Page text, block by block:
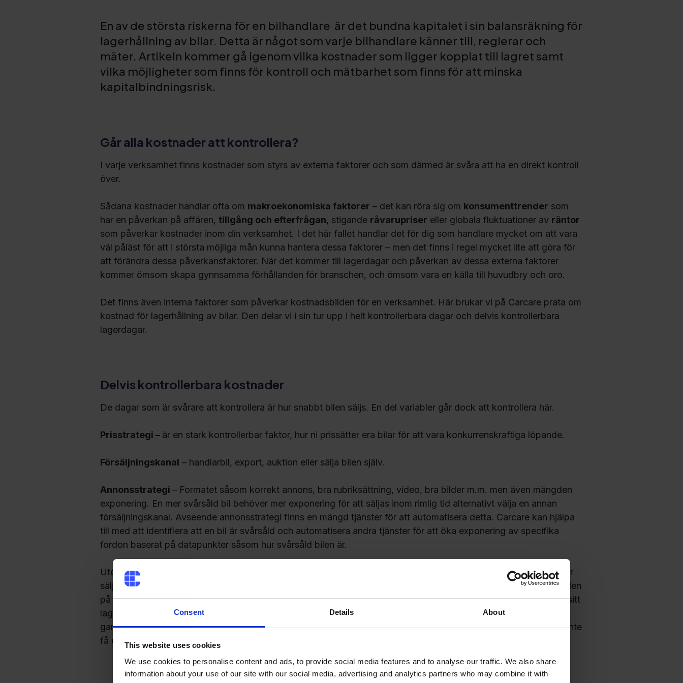
Consent Details About
This website uses cookies
We use cookies to personalise content and ads, to provide social media features and to analyse our traffic. We also share
information about your use of our site with our social media, advertising and analytics partners who may combine it with
En av de största riskerna för en bilhandlare är det bundna kapitalet i sin balansräkning för
lagerhållning av bilar. Detta är något som varje bilhandlare känner till, reglerar och
mäter. Artikeln kommer gå igenom vilka kostnader som ligger kopplat till lagret samt
vilka möjligheter som finns för kontroll och mätbarhet som finns för att minska
kapitalbindningsrisk.
Går alla kostnader att kontrollera?
I varje verksamhet finns kostnader som styrs av externa faktorer och som därmed är svåra att ha en direkt kontroll
över.
Sådana kostnader handlar ofta om makroekonomiska faktorer – det kan röra sig om konsumenttrender som
har en påverkan på affären, tillgång och efterfrågan, stigande råvarupriser eller globala fluktuationer av räntor
som påverkar kostnader inom din verksamhet. I det här fallet handlar det för dig som handlare mycket om att vara
väl påläst för att i största möjliga mån kunna hantera dessa faktorer – men det finns i regel mycket lite att göra för
att förändra dessa påverkansfaktorer. När det kommer till lagerdagar och påverkan av dessa externa faktorer
kommer ömsom skapa gynnsamma förhållanden för branschen, och ömsom vara en källa till huvudbry och oro.
Det finns även interna faktorer som påverkar kostnadsbilden för en verksamhet. Här brukar vi på Carcare prata om
kostnad för lagerhållning av bilar. Den delar vi i sin tur upp i helt kontrollerbara dagar och delvis kontrollerbara
lagerdagar.
Delvis kontrollerbara kostnader
De dagar som är svårare att kontrollera är hur snabbt bilen säljs. En del variabler går dock att kontrollera här.
Prisstrategi – är en stark kontrollerbar faktor, hur ni prissätter era bilar för att vara konkurrenskraftiga löpande.
Försäljningskanal – handlarbil, export, auktion eller sälja bilen själv.
Annonsstrategi – Formatet såsom korrekt annons, bra rubriksättning, video, bra bilder m.m. men även mängden
exponering. En mer svårsåld bil behöver mer exponering för att säljas inom rimlig tid alternativt välja en annan
försäljningskanal. Avseende annonsstrategi finns en mängd tjänster för att automatisera detta. Carcare kan hjälpa
till med att identifiera att en bil är svårsåld och automatisera andra tjänster för att öka exponering av specifika
fordon baserat på datapunkter såsom hur svårsåld bilen är.
Utöver det är det marknaden som styr hur snabbt bilen kommer att säljas. Får du insikt i hur snabbt bilen kommer
säljas redan när du byter in den eller till och med innan så är det ett bra stöd i beslutet om det är klokt att sälja bilen
på egen hand eller inte. Ett bra tips är att också ha en tydlig avyttringsstrategi kopplat till de normalvärden som sitt
lager bör säljas på. Exempelvis att priset justeras i ett tajt intervall samt att bilen avyttras när bilen blivit visst
gammal. Här kan man använda den vinstmarginal som finns på bilen för att avgöra när en bil bör avyttas för att inte
få ett negativt resultat på bilen.